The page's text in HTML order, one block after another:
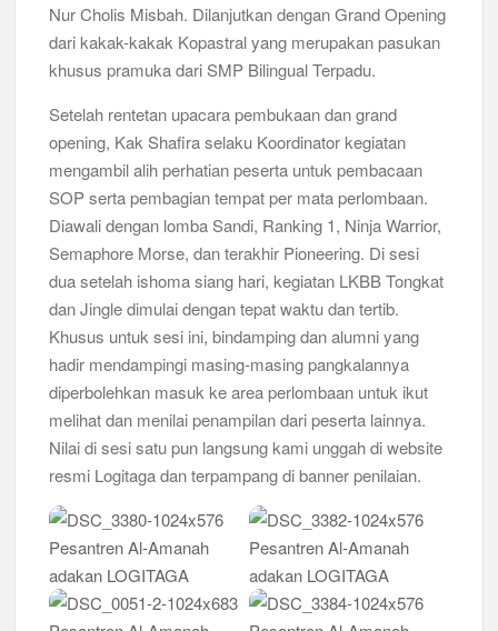
Tumbuhkan Ceria dan Karakter Sejak Dini, 704 Pramuka
Siaga Ramaikan Pesta Siaga Kwarran Prambon 2026
Ceria Bersama Pramuka Siaga: Membangun Generasi Tangguh
Karena Karakter Tidak Dibentuk di Ruang Nyaman, LT-1
SDN Pagerwojo Hadir Menempa Ketangguhan
Gelar Musppanitera 2026, Kwarran Taman Cetak Pemimpin
Ajang Kompetensi Antar Ambalan II SMKN 2 Buduran 2026
Diwarnai Penampilan Tari Kreasi Berselendang
Musran X Kwarran Jabon Jadi Titik Awal Kebangkitan
Pramuka yang Lebih Inovatif dan Progresif
Kerja
Nur Cholis Misbah. Dilanjutkan dengan Grand Opening
dari kakak-kakak Kopastral yang merupakan pasukan
khusus pramuka dari SMP Bilingual Terpadu.
Setelah rentetan upacara pembukaan dan grand
opening, Kak Shafira selaku Koordinator kegiatan
mengambil alih perhatian peserta untuk pembacaan
SOP serta pembagian tempat per mata perlombaan.
Diawali dengan lomba Sandi, Ranking 1, Ninja Warrior,
Semaphore Morse, dan terakhir Pioneering. Di sesi
dua setelah ishoma siang hari, kegiatan LKBB Tongkat
dan Jingle dimulai dengan tepat waktu dan tertib.
Khusus untuk sesi ini, bindamping dan alumni yang
hadir mendampingi masing-masing pangkalannya
diperbolehkan masuk ke area perlombaan untuk ikut
melihat dan menilai penampilan dari peserta lainnya.
Nilai di sesi satu pun langsung kami unggah di website
resmi Logitaga dan terpampang di banner penilaian.